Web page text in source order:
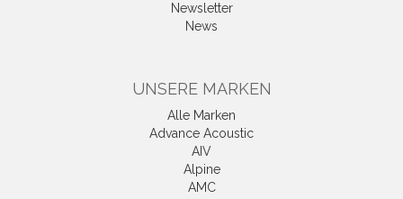
Newsletter
News
UNSERE MARKEN
Alle Marken
Advance Acoustic
AIV
Alpine
AMC